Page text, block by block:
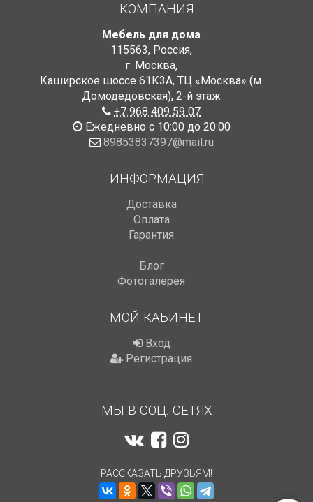
КОМПАНИЯ
Мебель для дома
115563, Россия,
г. Москва,
Каширское шоссе 61К3А, ТЦ «Москва» (м.
Домодедовская), 2-й этаж
+7 968 409 59 07
Ежедневно с 10:00 до 20:00
89853837397@mail.ru
ИНФОРМАЦИЯ
Доставка
Оплата
Гарантия
Блог
Фотогалерея
МОЙ КАБИНЕТ
Вход
Регистрация
МЫ В СОЦ. СЕТЯХ
РАССКАЗАТЬ ДРУЗЬЯМ!